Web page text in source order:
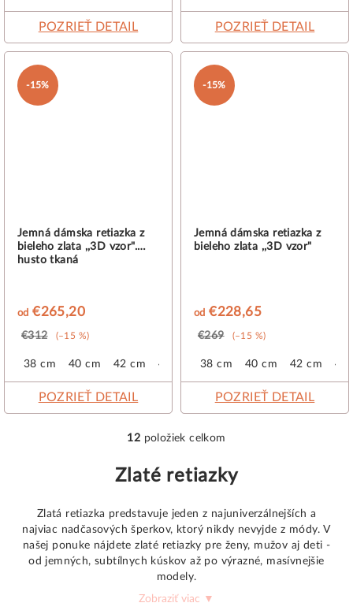
POZRIEŤ DETAIL POZRIEŤ DETAIL
-15%
Jemná dámska retiazka z
bieleho zlata ,,3D vzor".
husto tkaná
od €265,20
€312 (–15 %)
38 cm 40 cm 42 cm 45 cm
POZRIEŤ DETAIL
-15%
Jemná dámska retiazka z
bieleho zlata ,,3D vzor"
od €228,65
€269 (–15 %)
38 cm 40 cm 42 cm 45
POZRIEŤ DETAIL
O
l
d
a
c
i
e
12 položiek celkom
Zlaté retiazky
Zlatá retiazka predstavuje jeden z najuniverzálnejších a
najviac nadčasových šperkov, ktorý nikdy nevyjde z módy. V
našej ponuke nájdete zlaté retiazky pre ženy, mužov aj deti -
od jemných, subtílnych kúskov až po výrazné, masívnejšie
modely.
Zobraziť viac ▼